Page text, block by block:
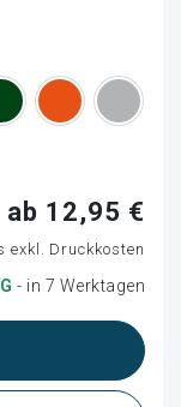
ab 12,95 €
exkl. Druckkosten
- in 7 Werktagen